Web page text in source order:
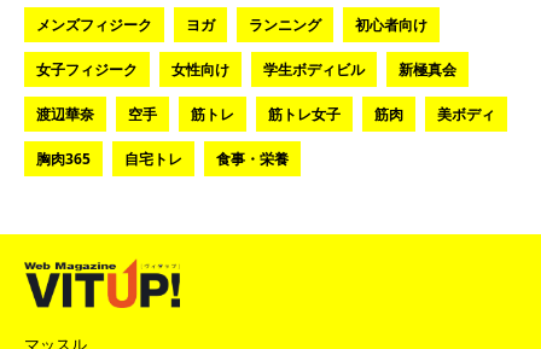
メンズフィジーク ヨガ ランニング 初心者向け
女子フィジーク 女性向け 学生ボディビル 新極真会
渡辺華奈 空手 筋トレ 筋トレ女子 筋肉 美ボディ
胸肉365 自宅トレ 食事・栄養
マッスル